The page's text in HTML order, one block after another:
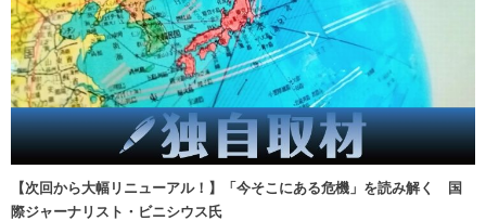
【次回から大幅リニューアル！】「今そこにある危機」を読み解く 国
際ジャーナリスト・ビニシウス氏